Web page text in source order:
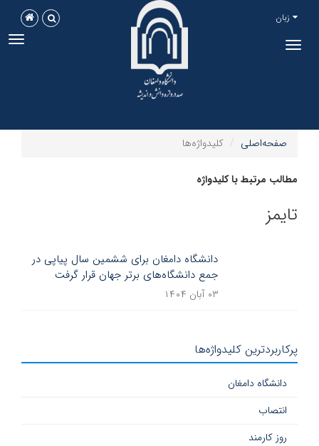
Toggle
زبان
صفحه‌اصلی کلیدواژه‌ها
مطالب مرتبط با کلیدواژه
تایمز
دانشگاه دامغان برای ششمین سال پیاپی در
جمع دانشگاه‌های برتر جهان قرار گرفت
۰۳ آبان ۱۴۰۴
پرکاربردترین کلیدواژه‌ها
دانشگاه دامغان
انتصاب
روز کارمند